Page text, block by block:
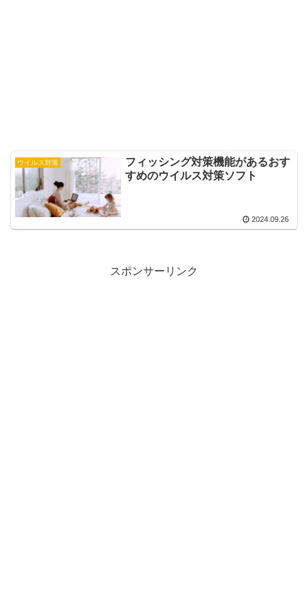
ウイルス対策
フィッシング対策機能があるおす
すめのウイルス対策ソフト
2024.09.26
スポンサーリンク